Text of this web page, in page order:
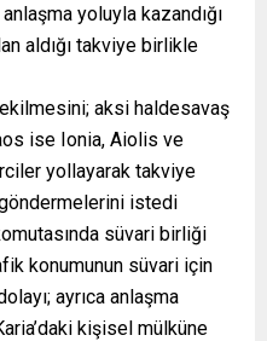
yoluyla kazandığı
aldığı takviye birlikle
aksi haldesavaş
ise Ionia, Aiolis ve
yollayarak takviye
istedi
süvari birliği
konumunun süvari için
ayrıca anlaşma
kişisel mülküne